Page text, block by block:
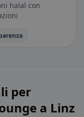
halal con
per
a Linz